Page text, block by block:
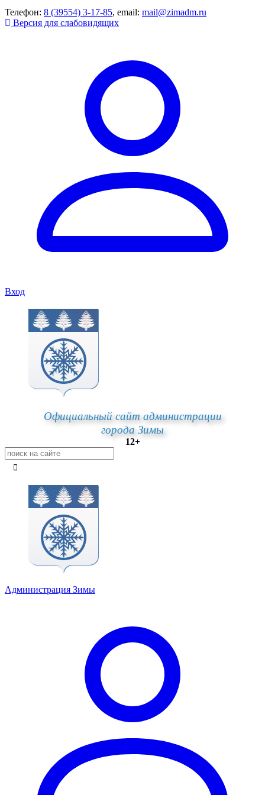
Телефон: 8 (39554) 3-17-85, email: mail@zimadm.ru
Версия для слабовидящих
Вход
Официальный сайт администрации
города Зимы
12+
Администрация Зимы